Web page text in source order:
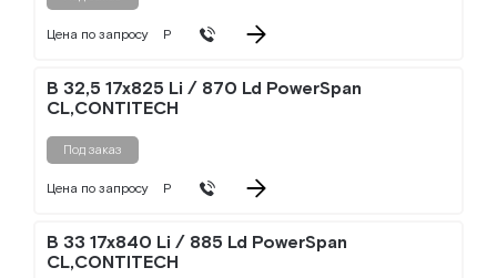
Цена по запросу Р
B 32,5 17x825 Li / 870 Ld PowerSpan
CL,CONTITECH
Под заказ
Цена по запросу Р
B 33 17x840 Li / 885 Ld PowerSpan
CL,CONTITECH